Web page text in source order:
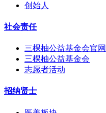
创始人
社会责任
三棵柚公益基金会官网
三棵柚公益基金会
志愿者活动
招纳贤士